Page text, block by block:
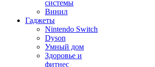
системы
Винил
Гаджеты
Nintendo Switch
Dyson
Умный дом
Здоровье и
фитнес